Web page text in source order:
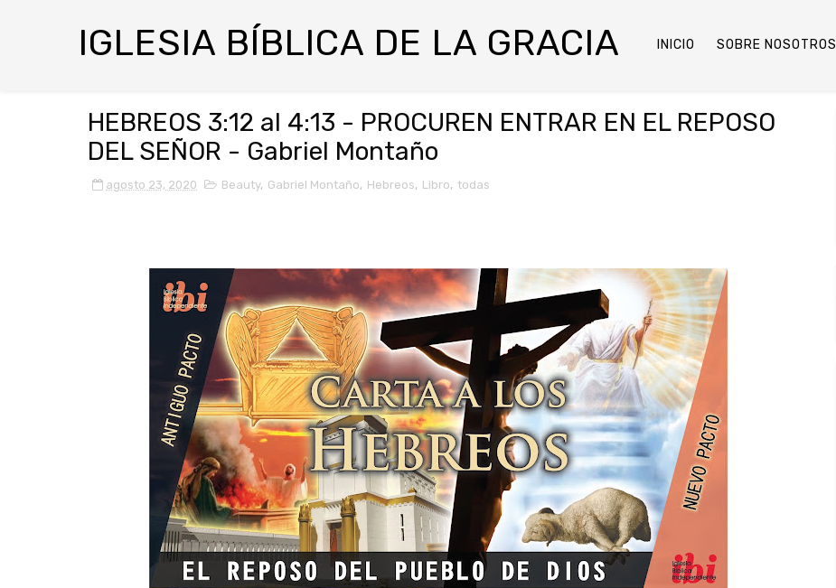
IGLESIA BÍBLICA DE LA GRACIA INICIO SOBRE NOSOTROS
HEBREOS 3:12 al 4:13 - PROCUREN ENTRAR EN EL REPOSO
DEL SEÑOR - Gabriel Montaño
agosto 23, 2020 Beauty, Gabriel Montaño, Hebreos, Libro, todas